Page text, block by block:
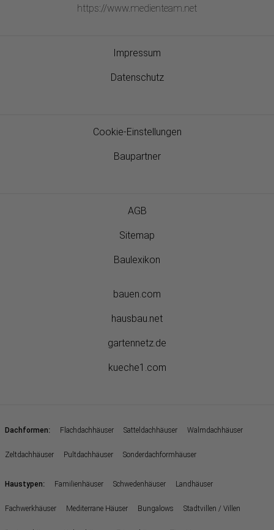
https://www.medienteam.net
Impressum
Datenschutz
Cookie-Einstellungen
Baupartner
AGB
Sitemap
Baulexikon
bauen.com
hausbau.net
gartennetz.de
kueche1.com
Dachformen: Flachdachhäuser Satteldachhäuser Walmdachhäuser
Zeltdachhäuser Pultdachhäuser Sonderdachformhäuser
Haustypen: Familienhäuser Schwedenhäuser Landhäuser
Fachwerkhäuser Mediterrane Häuser Bungalows Stadtvillen / Villen